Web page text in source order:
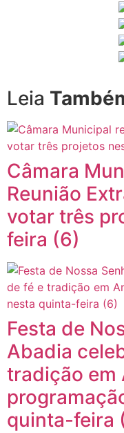
Leia
Câmara
Reunião
votar três
feira (6)
Festa de
Abadia
tradição em
quinta-feira